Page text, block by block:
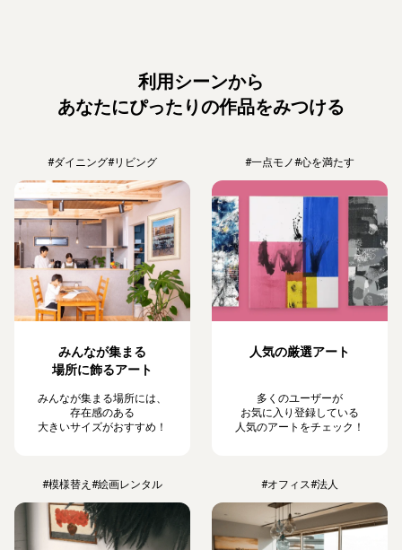
利用シーンから
あなたにぴったりの作品をみつける
#ダイニング#リビング
みんなが集まる
場所に飾るアート
みんなが集まる場所には、
存在感のある
大きいサイズがおすすめ！
#一点モノ#心を満たす
人気の厳選アート
多くのユーザーが
お気に入り登録している
人気のアートをチェック！
#模様替え #絵画レンタル #オフィス#法人